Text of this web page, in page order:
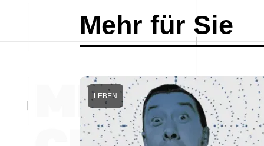
Mehr für Sie
LEBEN